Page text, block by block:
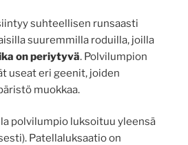
suhteellisen runsaasti
suuremmilla roduilla, joilla
on periytyvä. Polvilumpion
useat eri geenit, joiden
muokkaa.
polvilumpio luksoituu yleensä
Patellaluksaatio on